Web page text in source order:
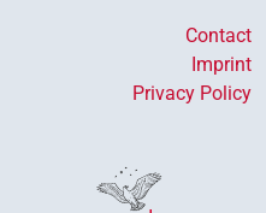
Contact
Imprint
Privacy Policy